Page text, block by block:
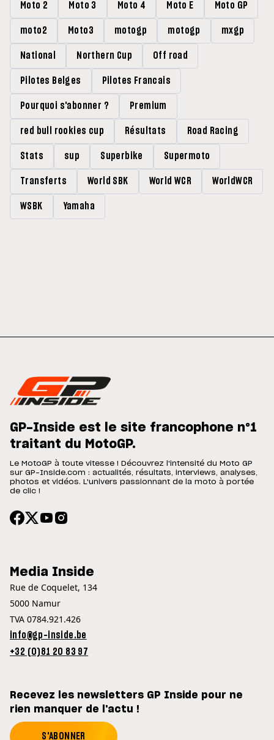
Moto 2 Moto 3 Moto 4 Moto E Moto GP
moto2 Moto3 motogp motogp mxgp
National Northern Cup Off road
Pilotes Belges Pilotes Francais
Pourquoi s'abonner ? Premium
red bull rookies cup Résultats Road Racing
Stats sup Superbike Supermoto
Transferts World SBK World WCR WorldWCR
WSBK Yamaha
GP-Inside est le site francophone n°1
traitant du MotoGP.
Le MotoGP à toute vitesse ! Découvrez l'intensité du Moto GP
sur GP-Inside.com : actualités, résultats, interviews, analyses,
photos et vidéos. L'univers passionnant de la moto à portée
de clic !
Media Inside
Rue de Coquelet, 134
5000 Namur
TVA 0784.921.426
info@gp-inside.be
+32 (0)81 20 83 97
Recevez les newsletters GP Inside pour ne
rien manquer de l'actu !
S'ABONNER